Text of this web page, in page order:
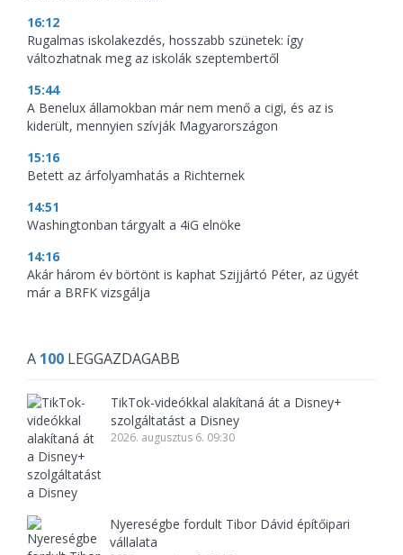
16:12
Rugalmas iskolakezdés, hosszabb szünetek: így
változhatnak meg az iskolák szeptembertől
15:44
A Benelux államokban már nem menő a cigi, és az is
kiderült, mennyien szívják Magyarországon
15:16
Betett az árfolyamhatás a Richternek
14:51
Washingtonban tárgyalt a 4iG elnöke
14:16
Akár három év börtönt is kaphat Szijjártó Péter, az ügyét
már a BRFK vizsgálja
A 100 LEGGAZDAGABB
TikTok-videókkal alakítaná át a Disney+
szolgáltatást a Disney
2026. augusztus 6. 09:30
Nyereségbe fordult Tibor Dávid építőipari
vállalata